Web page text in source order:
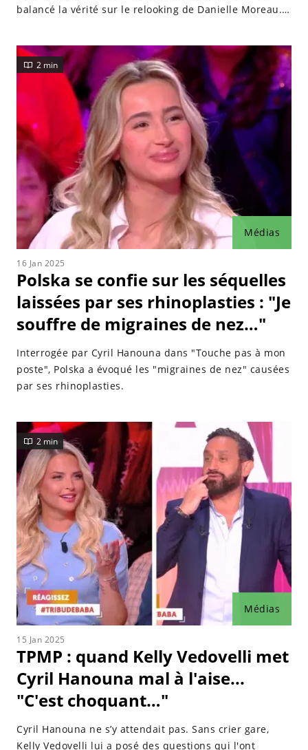
balancé la vérité sur le relooking de Danielle Moreau.
Médias
2 min
16 Jan 2025
Polska se confie sur les séquelles
laissées par ses rhinoplasties : "Je
souffre de migraines de nez…"
Interrogée par Cyril Hanouna dans "Touche pas à mon
poste", Polska a évoqué les "migraines de nez" causées
par ses rhinoplasties.
Médias
2 min
15 Jan 2025
TPMP : quand Kelly Vedovelli met
Cyril Hanouna mal à l'aise...
"C'est choquant…"
Cyril Hanouna ne s’y attendait pas. Sans crier gare,
Kelly Vedovelli lui a posé des questions qui l'ont